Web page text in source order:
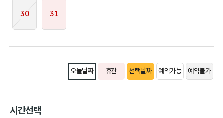
30 31
오늘날짜 휴관 선택날짜 예약가능 예약불가
시간선택